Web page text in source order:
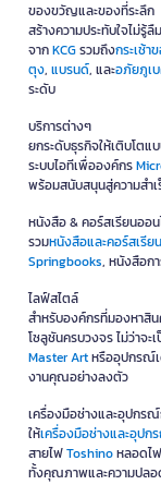
ของขวัญและของที่ระลึก
สร้างความประทับใจไม่
จากKCGรวมถึงกระเช้
ตุง, แบรนด์, และอภัยภูเ
ระดับ
บริการต่างๆ
ยกระดับธุรกิจให้เติบโตแ
ระบบไอทีเพื่อองค์กร
พร้อมสนับสนุนสู่ความสำ
หนังสือ & คอร์สเรียนออ
รวมหนังสือและคอร์สเรีย
Springbooks, หนังสือก
ไลฟ์สไตล์
สำหรับองค์กรที่มองหาสิน
โซลูชันครบวงจร ไม่ว่าจ
Master Artหรืออุปกรณ์
งานคุณอย่างลงตัว
เครื่องมือช่างและอุปกร
ให้เครื่องมือช่างและอุปก
สายไฟToshinoหลอดไฟ
ทั้งคุณภาพและความปลอ